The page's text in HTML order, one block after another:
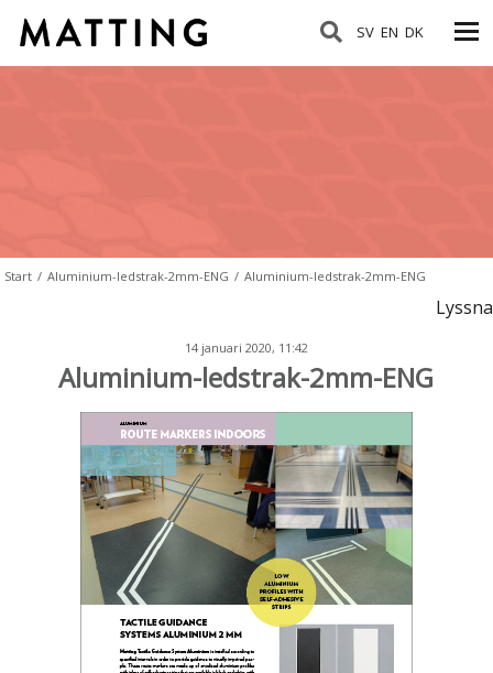
SV EN DK
Start / Aluminium-ledstrak-2mm-ENG / Aluminium-ledstrak-2mm-ENG
Lyssna
14 januari 2020, 11:42
Aluminium-ledstrak-2mm-ENG